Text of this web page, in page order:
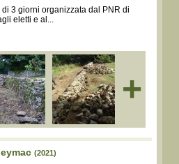
3 giorni organizzata dal PNR di
eletti e al...
+
(2021)